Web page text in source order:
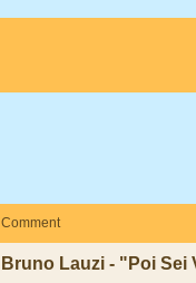
Comment
Bruno Lauzi - "Poi Sei